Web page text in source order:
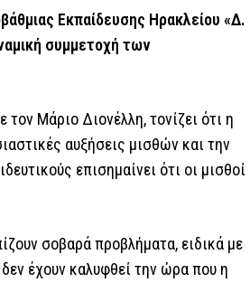
Εκπαίδευσης Ηρακλείου «Δ.
συμμετοχή των
Μάριο Διονέλλη, τονίζει ότι η
αυξήσεις μισθών και την
επισημαίνει ότι οι μισθοί
σοβαρά προβλήματα, ειδικά με
έχουν καλυφθεί την ώρα που η